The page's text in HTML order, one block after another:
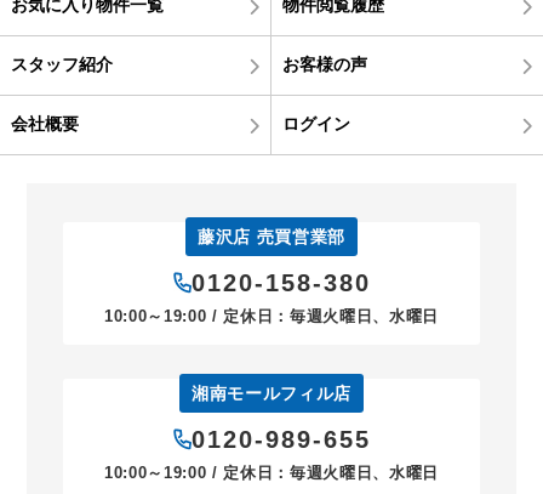
お気に入り物件一覧 物件閲覧履歴
スタッフ紹介 お客様の声
会社概要 ログイン
藤沢店 売買営業部
0120-158-380
10:00～19:00 / 定休日：毎週火曜日、水曜日
湘南モールフィル店
0120-989-655
10:00～19:00 / 定休日：毎週火曜日、水曜日